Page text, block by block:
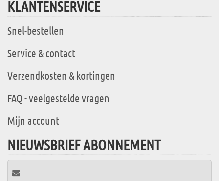
KLANTENSERVICE
Snel-bestellen
Service & contact
Verzendkosten & kortingen
FAQ - veelgestelde vragen
Mijn account
NIEUWSBRIEF ABONNEMENT